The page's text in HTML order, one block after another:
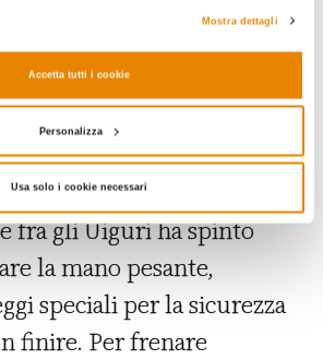
Mostra dettagli
Accetta tutti i cookie
Personalizza
Usa solo i cookie necessari
il controllo di scuole,
è divenuto ancorapiù
l'11 settembre 2001.
bin Laden abbia dei
fra gli Uiguri ha spinto
la mano pesante,
speciali per la sicurezza
finire. Per frenare